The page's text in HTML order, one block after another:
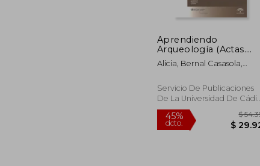
45%
dcto.
Aprendiendo
Arqueología (Actas.
Historia y Arte; Cursos
Historia y Arte)
Alicia, Bernal Casasola,
Ángel, (Ed. Lit.) Arévalo
González
Servicio De Publicaciones
De La Universidad De Cádiz,
2012, 1ª Edición, Tapa
Blanda, Nuevo